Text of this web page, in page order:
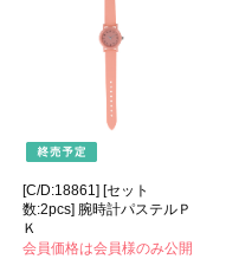
[C/D:18861] [セット
数:2pcs] 腕時計パステルＰ
Ｋ
会員価格は会員様のみ公開